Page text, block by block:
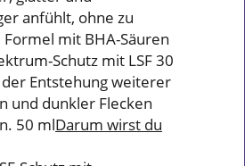
anfühlt, ohne zu
Formel mit BHA-Säuren
Schutz mit LSF 30
Entstehung weiterer
und dunkler Flecken
50 mlDarum wirst du